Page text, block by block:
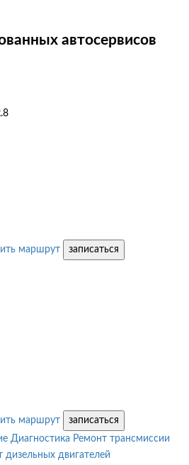
автосервисов
маршрут
записаться
маршрут
записаться
Диагностика Ремонт трансмиссии
дизельных двигателей